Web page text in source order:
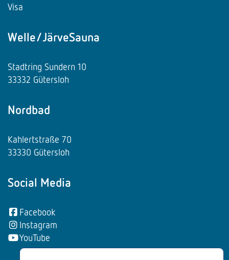
Visa
Welle/JärveSauna
Stadtring Sundern 10
33332 Gütersloh
Nordbad
Kahlertstraße 70
33330 Gütersloh
Social Media
Facebook
Instagram
YouTube